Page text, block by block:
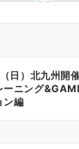
日）北九州
ーニング
ン編